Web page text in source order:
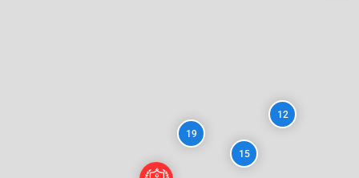
19
12
15